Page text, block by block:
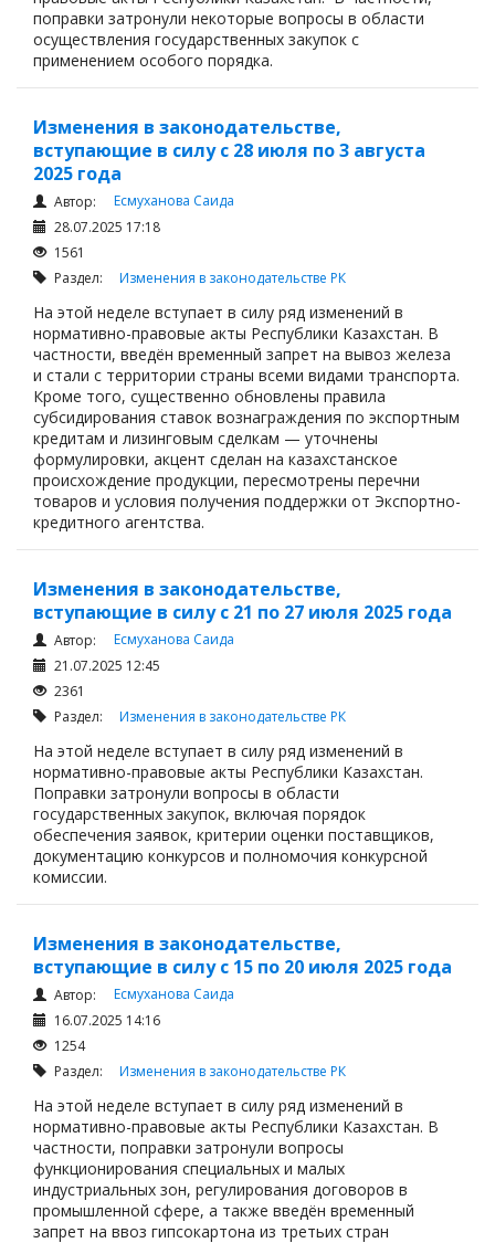
поправки затронули некоторые вопросы в области
осуществления государственных закупок с
применением особого порядка.
Изменения в законодательстве,
вступающие в силу с 28 июля по 3 августа
2025 года
Автор:
Есмуханова Саида
28.07.2025 17:18
1561
Раздел: Изменения в законодательстве РК
На этой неделе вступает в силу ряд изменений в
нормативно-правовые акты Республики Казахстан. В
частности, введён временный запрет на вывоз железа
и стали с территории страны всеми видами транспорта.
Кроме того, существенно обновлены правила
субсидирования ставок вознаграждения по экспортным
кредитам и лизинговым сделкам — уточнены
формулировки, акцент сделан на казахстанское
происхождение продукции, пересмотрены перечни
товаров и условия получения поддержки от Экспортно-
кредитного агентства.
Изменения в законодательстве,
вступающие в силу с 21 по 27 июля 2025 года
Автор:
Есмуханова Саида
21.07.2025 12:45
2361
Раздел: Изменения в законодательстве РК
На этой неделе вступает в силу ряд изменений в
нормативно-правовые акты Республики Казахстан.
Поправки затронули вопросы в области
государственных закупок, включая порядок
обеспечения заявок, критерии оценки поставщиков,
документацию конкурсов и полномочия конкурсной
комиссии.
Изменения в законодательстве,
вступающие в силу с 15 по 20 июля 2025 года
Автор:
Есмуханова Саида
16.07.2025 14:16
1254
Раздел: Изменения в законодательстве РК
На этой неделе вступает в силу ряд изменений в
нормативно-правовые акты Республики Казахстан. В
частности, поправки затронули вопросы
функционирования специальных и малых
индустриальных зон, регулирования договоров в
промышленной сфере, а также введён временный
запрет на ввоз гипсокартона из третьих стран